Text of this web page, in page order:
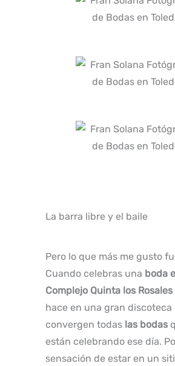
La barra libre y el baile
Pero lo que más me gusto
Cuando celebras una boda
Complejo Quinta los Rosales
hace en una gran discoteca
convergen todas las bodas
están celebrando ese día.
sensación de estar en un